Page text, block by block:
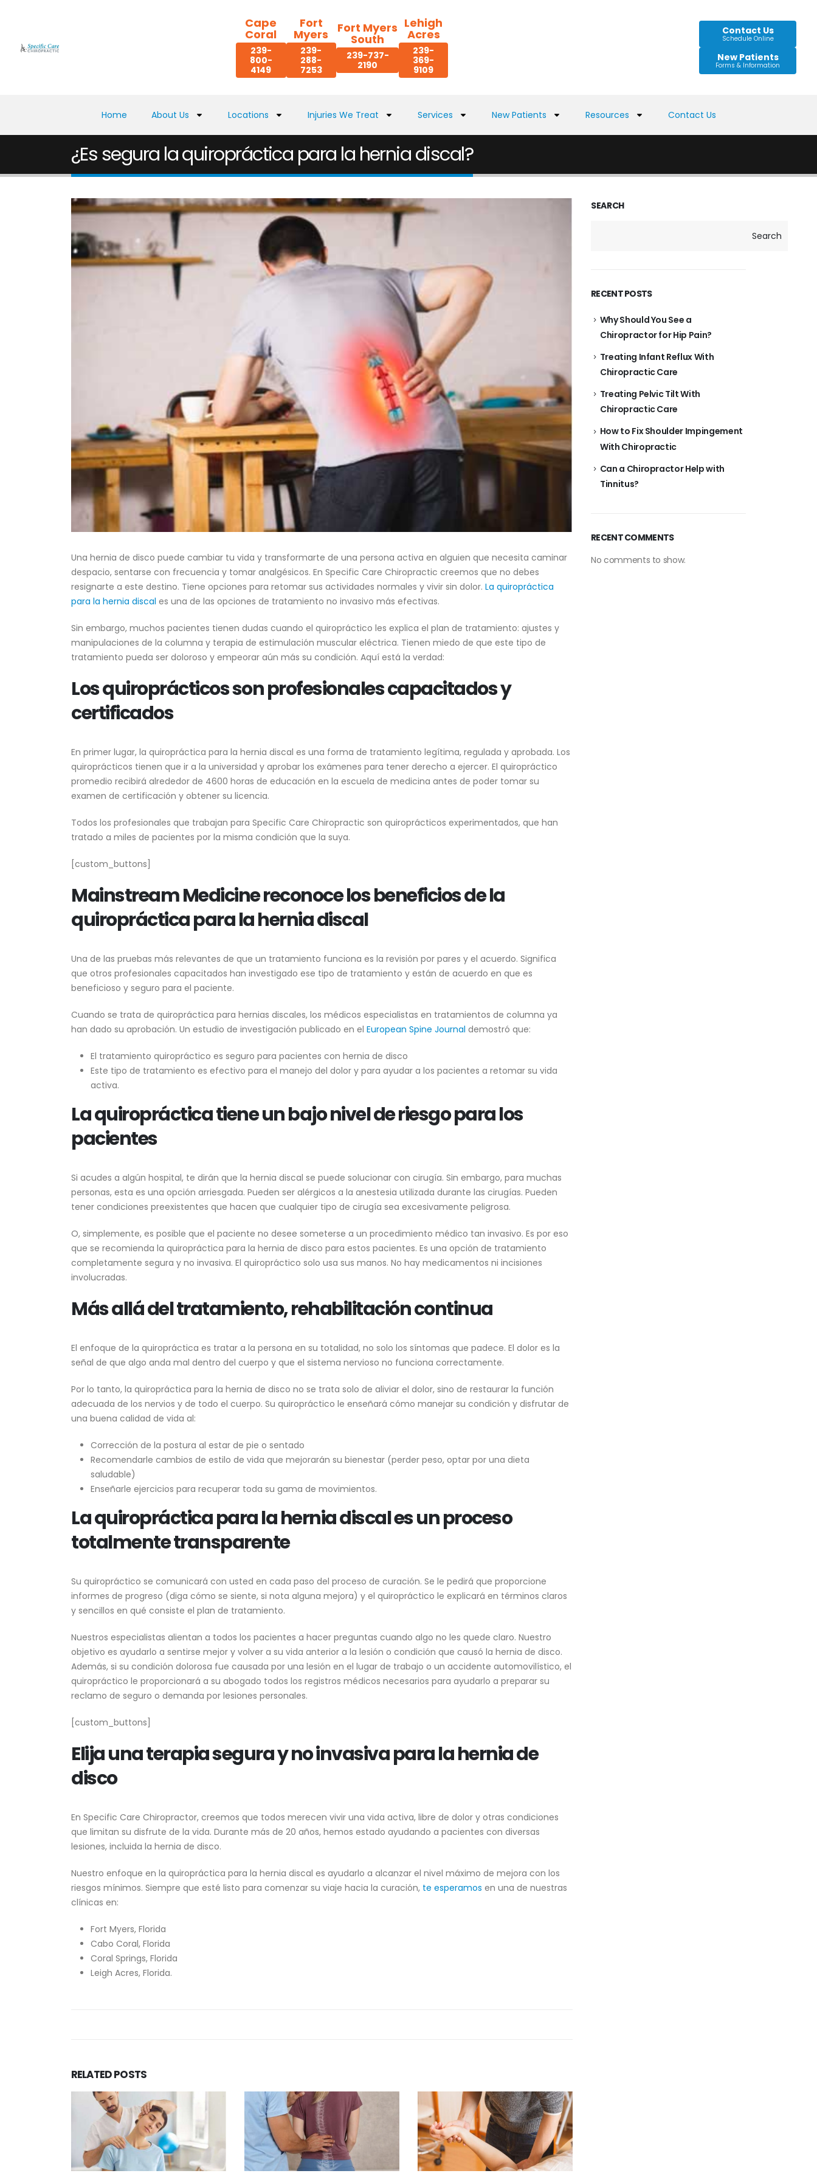
Cape
Coral
239-
800-
4149
Fort
Myers
239-
288-
7253
Fort Myers
South
239-737-
2190
Lehigh
Acres
239-
369-
9109
Contact Us
Schedule Online
New Patients
Forms & Information
Home About Us Locations Injuries We Treat Services New Patients Resources Contact Us
¿Es segura la quiropráctica para la hernia discal?
Una hernia de disco puede cambiar tu vida y transformarte de una persona activa en alguien que necesita caminar
despacio, sentarse con frecuencia y tomar analgésicos. En Specific Care Chiropractic creemos que no debes
resignarte a este destino. Tiene opciones para retomar sus actividades normales y vivir sin dolor. La quiropráctica
para la hernia discal es una de las opciones de tratamiento no invasivo más efectivas.
Sin embargo, muchos pacientes tienen dudas cuando el quiropráctico les explica el plan de tratamiento: ajustes y
manipulaciones de la columna y terapia de estimulación muscular eléctrica. Tienen miedo de que este tipo de
tratamiento pueda ser doloroso y empeorar aún más su condición. Aquí está la verdad:
Los quiroprácticos son profesionales capacitados y
certificados
En primer lugar, la quiropráctica para la hernia discal es una forma de tratamiento legítima, regulada y aprobada. Los
quiroprácticos tienen que ir a la universidad y aprobar los exámenes para tener derecho a ejercer. El quiropráctico
promedio recibirá alrededor de 4600 horas de educación en la escuela de medicina antes de poder tomar su
examen de certificación y obtener su licencia.
Todos los profesionales que trabajan para Specific Care Chiropractic son quiroprácticos experimentados, que han
tratado a miles de pacientes por la misma condición que la suya.
[custom_buttons]
Mainstream Medicine reconoce los beneficios de la
quiropráctica para la hernia discal
Una de las pruebas más relevantes de que un tratamiento funciona es la revisión por pares y el acuerdo. Significa
que otros profesionales capacitados han investigado ese tipo de tratamiento y están de acuerdo en que es
beneficioso y seguro para el paciente.
Cuando se trata de quiropráctica para hernias discales, los médicos especialistas en tratamientos de columna ya
han dado su aprobación. Un estudio de investigación publicado en el European Spine Journal demostró que:
El tratamiento quiropráctico es seguro para pacientes con hernia de disco
Este tipo de tratamiento es efectivo para el manejo del dolor y para ayudar a los pacientes a retomar su vida
activa.
La quiropráctica tiene un bajo nivel de riesgo para los
pacientes
Si acudes a algún hospital, te dirán que la hernia discal se puede solucionar con cirugía. Sin embargo, para muchas
personas, esta es una opción arriesgada. Pueden ser alérgicos a la anestesia utilizada durante las cirugías. Pueden
tener condiciones preexistentes que hacen que cualquier tipo de cirugía sea excesivamente peligrosa.
O, simplemente, es posible que el paciente no desee someterse a un procedimiento médico tan invasivo. Es por eso
que se recomienda la quiropráctica para la hernia de disco para estos pacientes. Es una opción de tratamiento
completamente segura y no invasiva. El quiropráctico solo usa sus manos. No hay medicamentos ni incisiones
involucradas.
Más allá del tratamiento, rehabilitación continua
El enfoque de la quiropráctica es tratar a la persona en su totalidad, no solo los síntomas que padece. El dolor es la
señal de que algo anda mal dentro del cuerpo y que el sistema nervioso no funciona correctamente.
Por lo tanto, la quiropráctica para la hernia de disco no se trata solo de aliviar el dolor, sino de restaurar la función
adecuada de los nervios y de todo el cuerpo. Su quiropráctico le enseñará cómo manejar su condición y disfrutar de
una buena calidad de vida al:
Corrección de la postura al estar de pie o sentado
Recomendarle cambios de estilo de vida que mejorarán su bienestar (perder peso, optar por una dieta
saludable)
Enseñarle ejercicios para recuperar toda su gama de movimientos.
La quiropráctica para la hernia discal es un proceso
totalmente transparente
Su quiropráctico se comunicará con usted en cada paso del proceso de curación. Se le pedirá que proporcione
informes de progreso (diga cómo se siente, si nota alguna mejora) y el quiropráctico le explicará en términos claros
y sencillos en qué consiste el plan de tratamiento.
Nuestros especialistas alientan a todos los pacientes a hacer preguntas cuando algo no les quede claro. Nuestro
objetivo es ayudarlo a sentirse mejor y volver a su vida anterior a la lesión o condición que causó la hernia de disco.
Además, si su condición dolorosa fue causada por una lesión en el lugar de trabajo o un accidente automovilístico, el
quiropráctico le proporcionará a su abogado todos los registros médicos necesarios para ayudarlo a preparar su
reclamo de seguro o demanda por lesiones personales.
[custom_buttons]
Elija una terapia segura y no invasiva para la hernia de
disco
En Specific Care Chiropractor, creemos que todos merecen vivir una vida activa, libre de dolor y otras condiciones
que limitan su disfrute de la vida. Durante más de 20 años, hemos estado ayudando a pacientes con diversas
lesiones, incluida la hernia de disco.
Nuestro enfoque en la quiropráctica para la hernia discal es ayudarlo a alcanzar el nivel máximo de mejora con los
riesgos mínimos. Siempre que esté listo para comenzar su viaje hacia la curación, te esperamos en una de nuestras
clínicas en:
Fort Myers, Florida
Cabo Coral, Florida
Coral Springs, Florida
Leigh Acres, Florida.
RELATEDPOSTS
SEARCH
Search
RECENT POSTS
Why Should You See a
Chiropractor for Hip Pain?
Treating Infant Reflux With
Chiropractic Care
Treating Pelvic Tilt With
Chiropractic Care
How to Fix Shoulder Impingement
With Chiropractic
Can a Chiropractor Help with
Tinnitus?
RECENT COMMENTS
No comments to show.